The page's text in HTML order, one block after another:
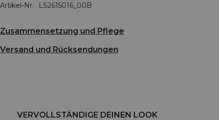
Artikel-Nr.
LS2615016_00B
Zusammensetzung und Pflege
Versand und Rücksendungen
VERVOLLSTÄNDIGE DEINEN LOOK